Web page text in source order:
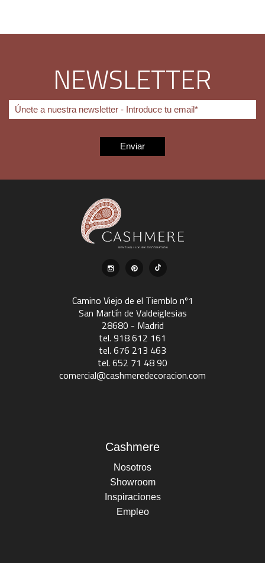
NEWSLETTER
Camino Viejo de el Tiemblo nº1
San Martín de Valdeiglesias
28680 - Madrid
tel. 918 612 161
tel. 676 213 463
tel. 652 71 48 90
comercial@cashmeredecoracion.com
Cashmere
Nosotros
Showroom
Inspiraciones
Empleo